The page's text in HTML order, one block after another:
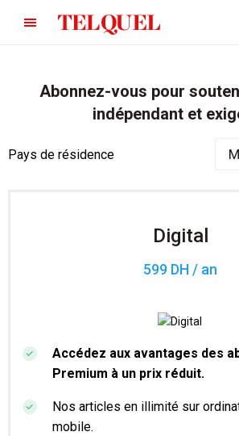
Abonnez-vous pour
indépendant et
Pays de résidence
Digital
599 DH / an
Accédez aux avantages des
Premium à un prix réduit.
Nos articles en illimité sur
mobile.